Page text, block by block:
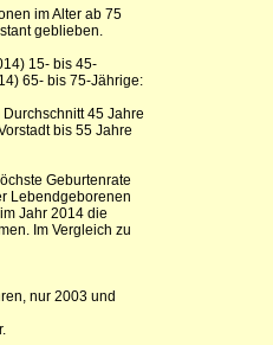
im Alter ab 75
geblieben.
15- bis 45-
65- bis 75-Jährige:
45 Jahre
bis 55 Jahre
Geburtenrate
Lebendgeborenen
Jahr 2014 die
Im Vergleich zu
nur 2003 und